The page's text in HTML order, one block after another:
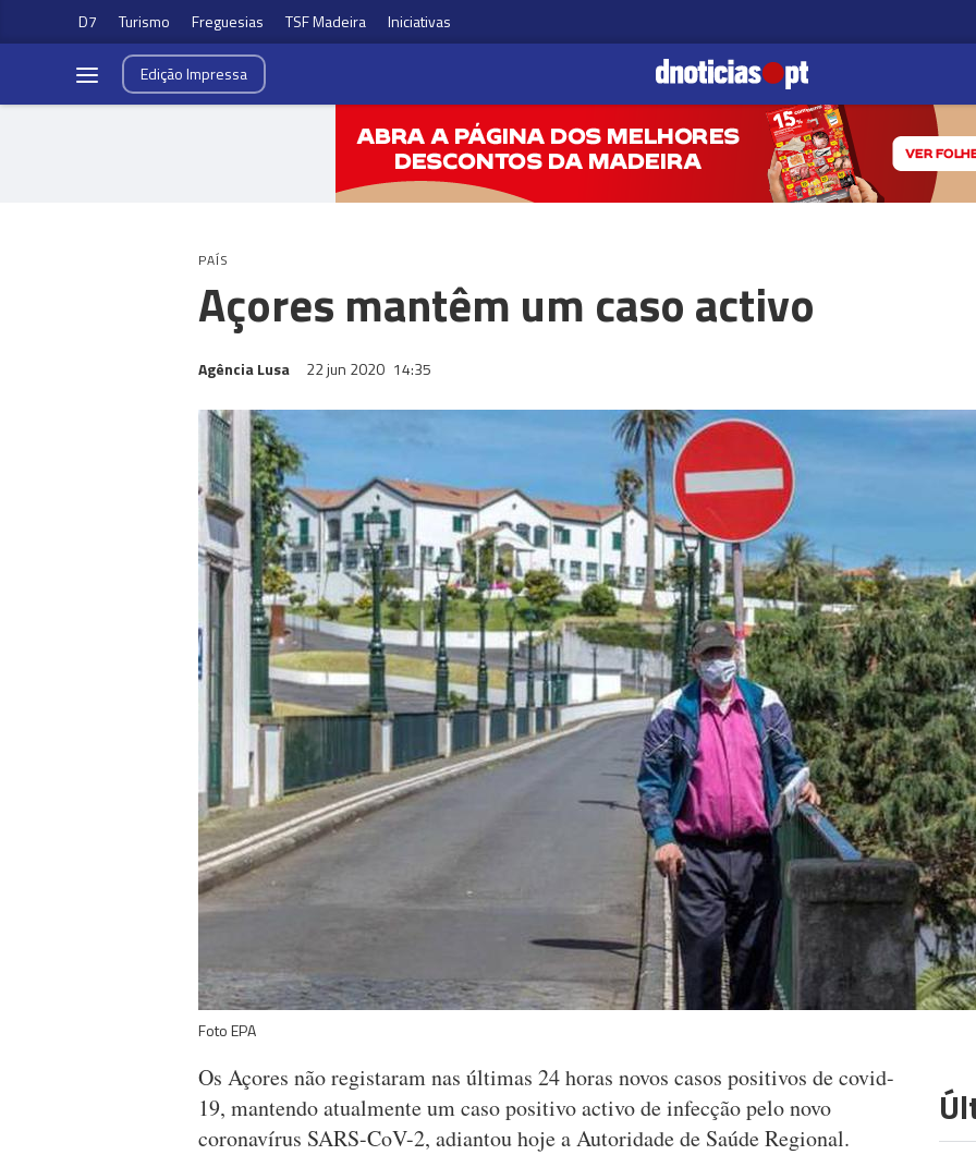
D7 Turismo Freguesias TSF Madeira Iniciativas
EdiçãoImpressa
PAÍS
Açores mantêm um caso activo
Agência Lusa 22 jun 2020 14:35
Foto EPA
Os Açores não registaram nas últimas 24 horas novos casos positivos de covid-
19, mantendo atualmente um caso positivo activo de infecção pelo novo
coronavírus SARS-CoV-2, adiantou hoje a Autoridade de Saúde Regional.